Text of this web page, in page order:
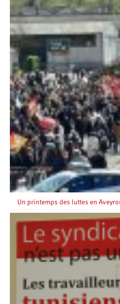
Un printemps des luttes en